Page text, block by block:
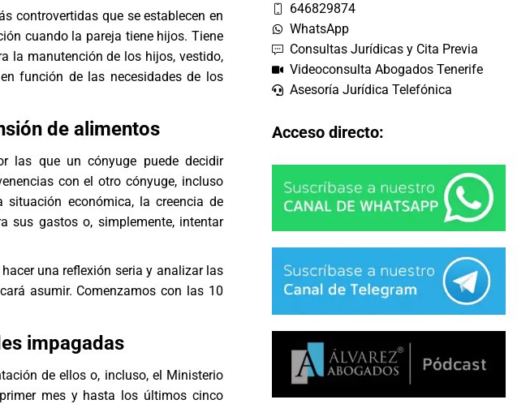
controvertidas que se establecen en
cuando la pareja tiene hijos. Tiene
la manutención de los hijos, vestido,
función de las necesidades de los
de alimentos
las que un cónyuge puede decidir
con el otro cónyuge, incluso
económica, la creencia de
sus gastos o, simplemente, intentar
una reflexión seria y analizar las
asumir. Comenzamos con las 10
impagadas
de ellos o, incluso, el Ministerio
mes y hasta los últimos cinco
646829874
WhatsApp
Consultas Jurídicas y Cita Previa
Videoconsulta Abogados Tenerife
Asesoría Jurídica Telefónica
Acceso directo: